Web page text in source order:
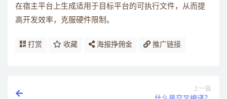
在宿主平台上生成适用于目标平台的可执行文件，从而提
高开发效率，克服硬件限制。
打赏 收藏 海报挣佣金 推广链接
上一篇